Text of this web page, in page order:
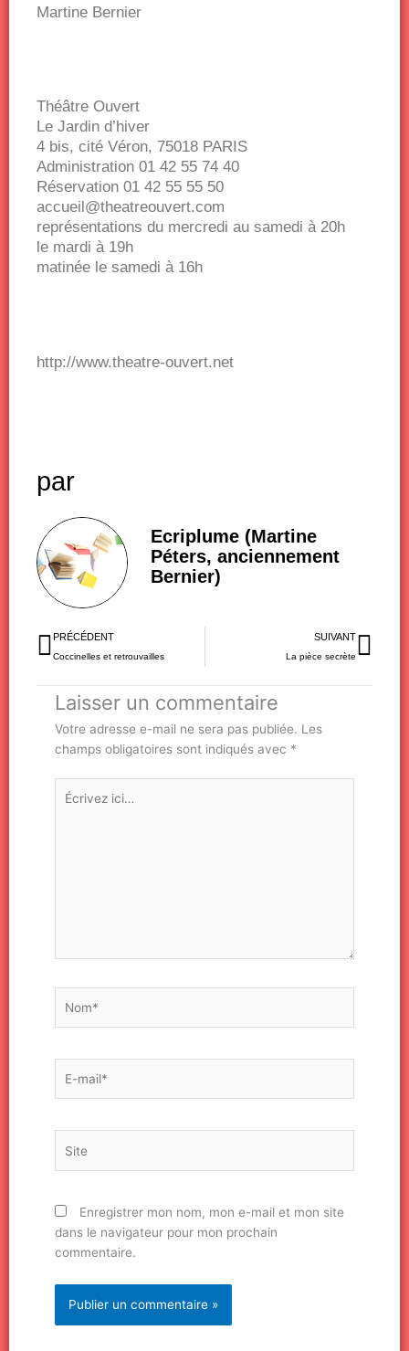
Martine Bernier
Théâtre Ouvert
Le Jardin d’hiver
4 bis, cité Véron, 75018 PARIS
Administration 01 42 55 74 40
Réservation 01 42 55 55 50
accueil@theatreouvert.com
représentations du mercredi au samedi à 20h
le mardi à 19h
matinée le samedi à 16h
http://www.theatre-ouvert.net
par
Ecriplume (Martine
Péters, anciennement
Bernier)
Précédent
PRÉCÉDENT
Coccinelles et retrouvailles
SUIVANT
La pièce secrète
Laisser un commentaire
Votre adresse e-mail ne sera pas publiée. Les
champs obligatoires sont indiqués avec *
Écrivez
ici…
mail*
Enregistrer mon nom, mon e-mail et mon site
dans le navigateur pour mon prochain
commentaire.